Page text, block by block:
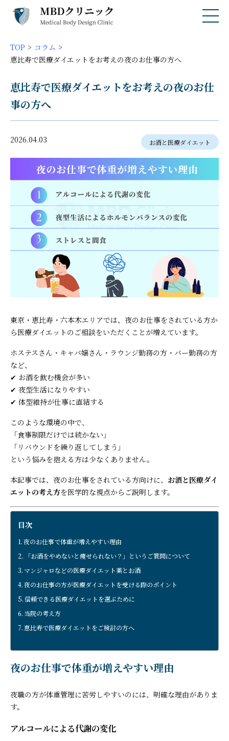
TOP
コラム
恵比寿で医療ダイエットをお考えの夜のお仕事の方へ
恵比寿で医療ダイエットをお考えの夜のお仕
事の方へ
2026.04.03 お酒と医療ダイエット
東京・恵比寿・六本木エリアでは、夜のお仕事をされている方か
ら医療ダイエットのご相談をいただくことが増えています。
ホステスさん・キャバ嬢さん・ラウンジ勤務の方・バー勤務の方
など、
✔ お酒を飲む機会が多い
✔ 夜型生活になりやすい
✔ 体型維持が仕事に直結する
このような環境の中で、
「食事制限だけでは続かない」
「リバウンドを繰り返してしまう」
という悩みを抱える方は少なくありません。
本記事では、夜のお仕事をされている方向けに、 お酒と医療ダイ
エットの考え方を医学的な視点からご説明します。
目次
夜のお仕事で体重が増えやすい理由
「お酒をやめないと痩せられない？」というご質問について
マンジャロなどの医療ダイエット薬とお酒
夜のお仕事の方が医療ダイエットを受ける際のポイント
信頼できる医療ダイエットを選ぶために
当院の考え方
恵比寿で医療ダイエットをご検討の方へ
夜のお仕事で体重が増えやすい理由
夜職の方が体重管理に苦労しやすいのには、明確な理由がありま
す。
アルコールによる代謝の変化